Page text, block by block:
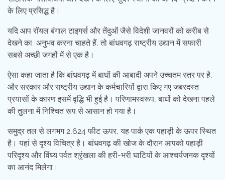
के लिए प्रसिद्ध है।
यदि आप रॉयल बंगाल टाइगर्स और तेंदुओं जैसे विदेशी जानवरों को करीब से
देखने का अनुभव करना चाहते हैं, तो बांधवगढ़ राष्ट्रीय उद्यान में सफारी
सबसे अच्छी जगहों में से एक है।
ऐसा कहा जाता है कि बांधवगढ़ में बाघों की आबादी अपने उच्चतम स्तर पर है,
और सरकार और राष्ट्रीय उद्यान के कर्मचारियों द्वारा किए गए जबरदस्त
प्रयासों के कारण इसमें वृद्धि भी हुई है। परिणामस्वरूप, बाघों को देखना पहले
की तुलना में निश्चित रूप से आसान हो गया है।
समुद्र तल से लगभग 2,624 फीट ऊपर, यह पार्क एक पहाड़ी के ऊपर स्थित
है। यहां से दृश्य विचित्र है। बांधवगढ़ की खोज के दौरान आपको पहाड़ी
परिदृश्य और विंध्य पर्वत श्रृंखला की हरी-भरी घाटियों के आश्चर्यजनक दृश्यों
का आनंद मिलेगा।